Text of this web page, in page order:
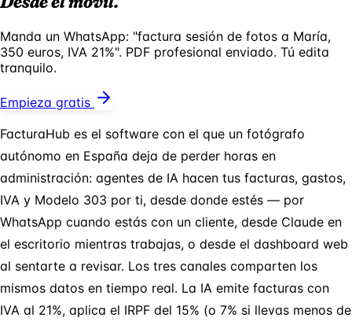
Manda un WhatsApp: "factura sesión de fotos a María,
350 euros, IVA 21%". PDF profesional enviado. Tú edita
tranquilo.
Empieza gratis
FacturaHub es el software con el que un fotógrafo
autónomo en España deja de perder horas en
administración: agentes de IA hacen tus facturas, gastos,
IVA y Modelo 303 por ti, desde donde estés — por
WhatsApp cuando estás con un cliente, desde Claude en
el escritorio mientras trabajas, o desde el dashboard web
al sentarte a revisar. Los tres canales comparten los
mismos datos en tiempo real. La IA emite facturas con
IVA al 21%, aplica el IRPF del 15% (o 7% si llevas menos de